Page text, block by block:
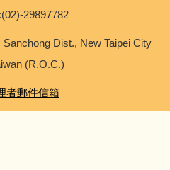
29897782
Dist., New Taipei City
(R.O.C.)
者郵件信箱